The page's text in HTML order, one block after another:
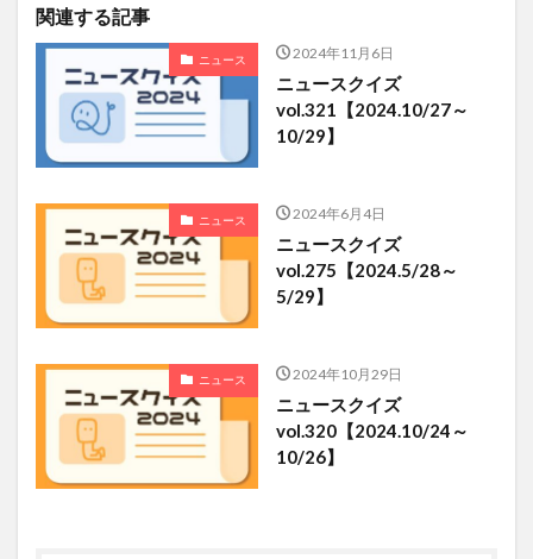
関連する記事
ニュース 2024年11月6日
ニュースクイズ
vol.321【2024.10/27～
10/29】
ニュース 2024年6月4日
ニュースクイズ
vol.275【2024.5/28～
5/29】
ニュース 2024年10月29日
ニュースクイズ
vol.320【2024.10/24～
10/26】